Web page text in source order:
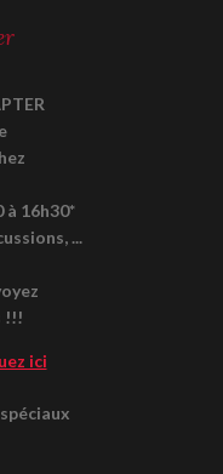
à 16h30*
...
!!!
ici